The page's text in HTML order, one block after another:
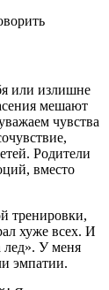
или излишне
мешают
чувства
Родители
вместо
тренировки,
хуже всех. И
У меня
эмпатии.